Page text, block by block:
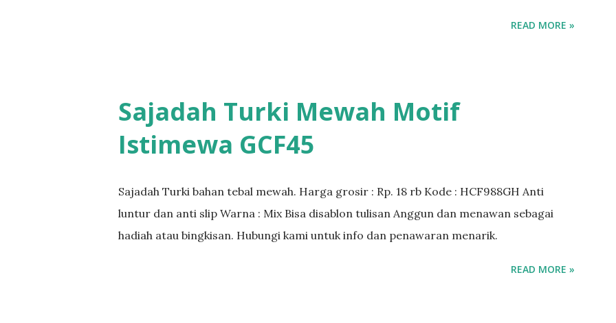
READ MORE »
Sajadah Turki Mewah Motif
Istimewa GCF45
Sajadah Turki bahan tebal mewah. Harga grosir : Rp. 18 rb Kode : HCF988GH Anti
luntur dan anti slip Warna : Mix Bisa disablon tulisan Anggun dan menawan sebagai
hadiah atau bingkisan. Hubungi kami untuk info dan penawaran menarik.
READ MORE »